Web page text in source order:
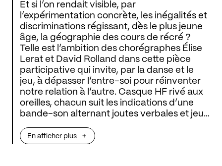
Et si l’on rendait visible, par
l’expérimentation concrète, les inégalités et
discriminations régissant, dès le plus jeune
âge, la géographie des cours de récré ?
Telle est l’ambition des chorégraphes Élise
Lerat et David Rolland dans cette pièce
participative qui invite, par la danse et le
jeu, à dépasser l’entre-soi pour réinventer
notre relation à l’autre. Casque HF rivé aux
oreilles, chacun suit les indications d’une
bande-son alternant joutes verbales et jeu
priori. Dans un esprit ludique, cette
Maniftraque intelligemment la peur de
En afficher plus